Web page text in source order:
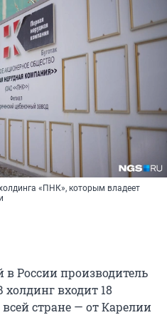
«ПНК», которым владеет
России производитель
входит 18
стране — от Карелии